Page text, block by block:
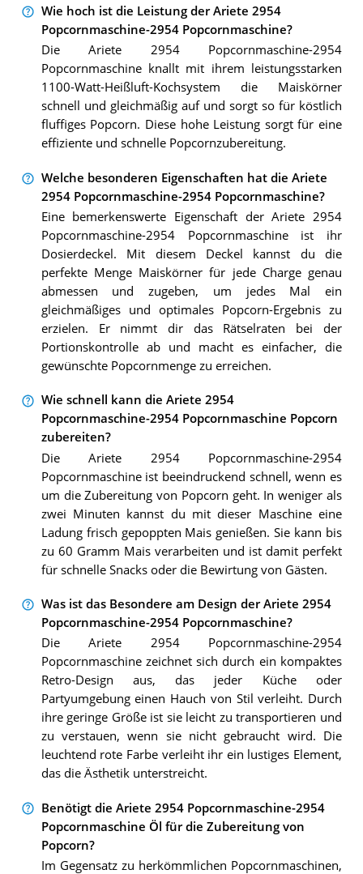
Wie hoch ist die Leistung der Ariete 2954
Popcornmaschine-2954 Popcornmaschine?
Die Ariete 2954 Popcornmaschine-2954
Popcornmaschine knallt mit ihrem leistungsstarken
1100-Watt-Heißluft-Kochsystem die Maiskörner
schnell und gleichmäßig auf und sorgt so für köstlich
fluffiges Popcorn. Diese hohe Leistung sorgt für eine
effiziente und schnelle Popcornzubereitung.
Welche besonderen Eigenschaften hat die Ariete
2954 Popcornmaschine-2954 Popcornmaschine?
Eine bemerkenswerte Eigenschaft der Ariete 2954
Popcornmaschine-2954 Popcornmaschine ist ihr
Dosierdeckel. Mit diesem Deckel kannst du die
perfekte Menge Maiskörner für jede Charge genau
abmessen und zugeben, um jedes Mal ein
gleichmäßiges und optimales Popcorn-Ergebnis zu
erzielen. Er nimmt dir das Rätselraten bei der
Portionskontrolle ab und macht es einfacher, die
gewünschte Popcornmenge zu erreichen.
Wie schnell kann die Ariete 2954
Popcornmaschine-2954 Popcornmaschine Popcorn
zubereiten?
Die Ariete 2954 Popcornmaschine-2954
Popcornmaschine ist beeindruckend schnell, wenn es
um die Zubereitung von Popcorn geht. In weniger als
zwei Minuten kannst du mit dieser Maschine eine
Ladung frisch gepoppten Mais genießen. Sie kann bis
zu 60 Gramm Mais verarbeiten und ist damit perfekt
für schnelle Snacks oder die Bewirtung von Gästen.
Was ist das Besondere am Design der Ariete 2954
Popcornmaschine-2954 Popcornmaschine?
Die Ariete 2954 Popcornmaschine-2954
Popcornmaschine zeichnet sich durch ein kompaktes
Retro-Design aus, das jeder Küche oder
Partyumgebung einen Hauch von Stil verleiht. Durch
ihre geringe Größe ist sie leicht zu transportieren und
zu verstauen, wenn sie nicht gebraucht wird. Die
leuchtend rote Farbe verleiht ihr ein lustiges Element,
das die Ästhetik unterstreicht.
Benötigt die Ariete 2954 Popcornmaschine-2954
Popcornmaschine Öl für die Zubereitung von
Popcorn?
Im Gegensatz zu herkömmlichen Popcornmaschinen,